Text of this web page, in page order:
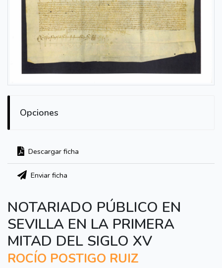
Opciones
Descargar ficha
Enviar ficha
NOTARIADO PÚBLICO EN
SEVILLA EN LA PRIMERA
MITAD DEL SIGLO XV
ROCÍO POSTIGO RUIZ